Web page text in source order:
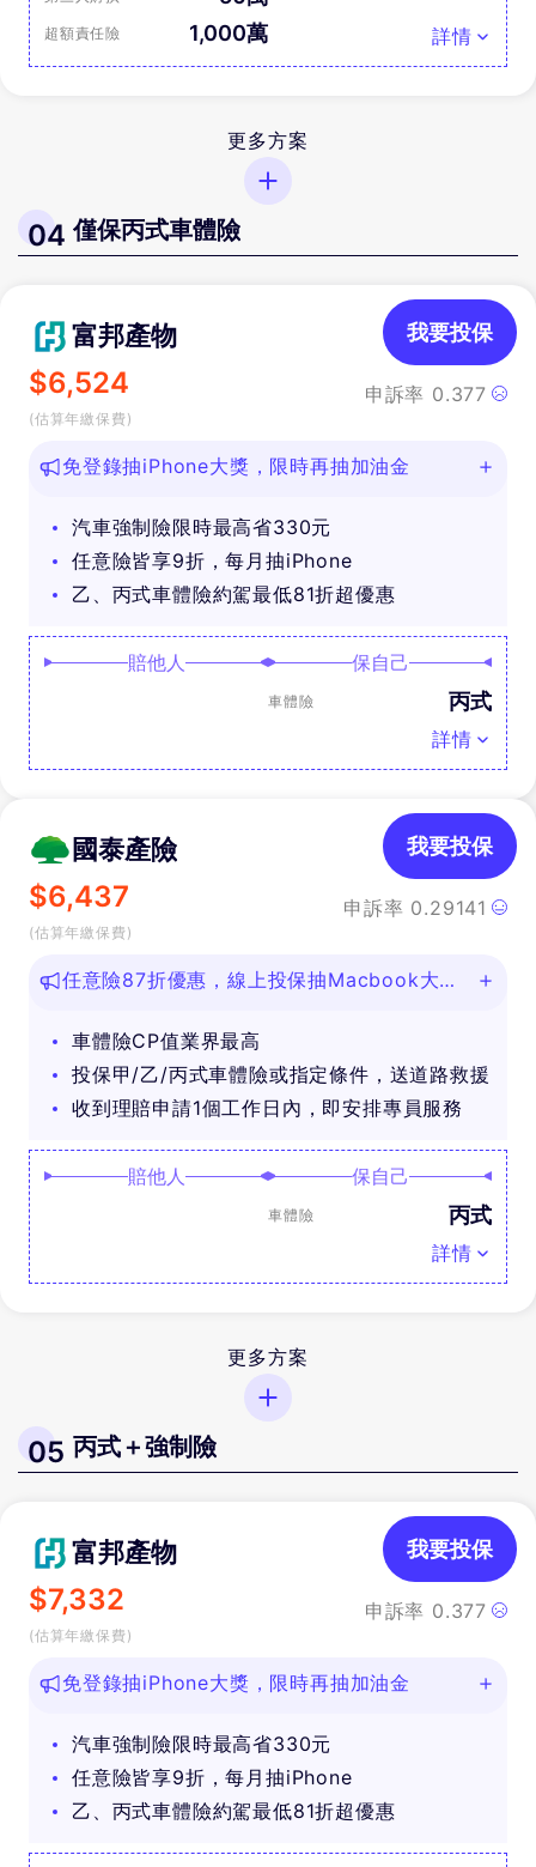
超額責任險 1,000萬 詳情
更多方案
04 僅保丙式車體險
富邦產物
$6,524
(估算年繳保費)
申訴率 0.377
我要投保
免登錄抽iPhone大獎，限時再抽加油金
汽車強制險限時最高省330元
任意險皆享9折，每月抽iPhone
乙、丙式車體險約駕最低81折超優惠
賠他人 保自己
車體險 丙式
詳情
國泰產險
$6,437
(估算年繳保費)
申訴率 0.29141
我要投保
任意險87折優惠，線上投保抽Macbook大
車體險CP值業界最高
投保甲/乙/丙式車體險或指定條件，送道路救援
收到理賠申請1個工作日內，即安排專員服務
賠他人 保自己
車體險 丙式
詳情
更多方案
05 丙式＋強制險
富邦產物
$7,332
(估算年繳保費)
申訴率 0.377
我要投保
免登錄抽iPhone大獎，限時再抽加油金
汽車強制險限時最高省330元
任意險皆享9折，每月抽iPhone
乙、丙式車體險約駕最低81折超優惠